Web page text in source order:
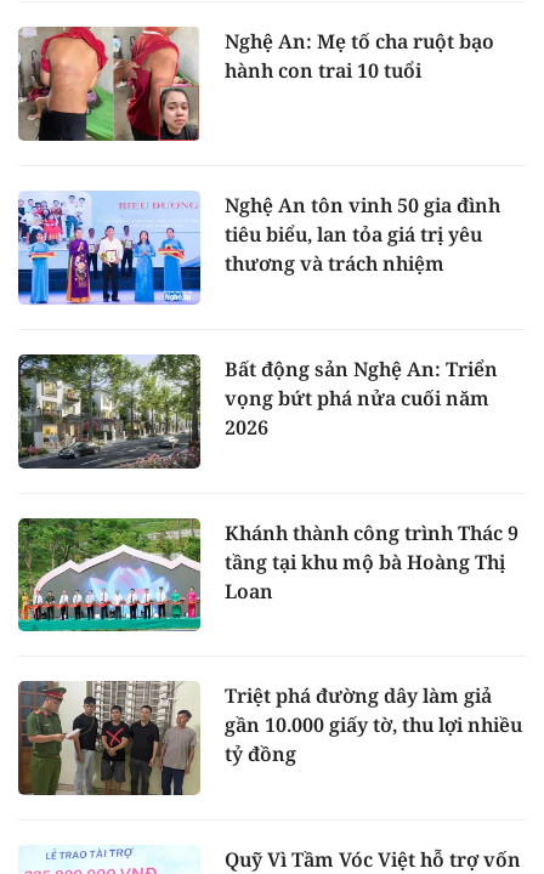
Nghệ An: Mẹ tố cha ruột bạo
hành con trai 10 tuổi
Nghệ An tôn vinh 50 gia đình
tiêu biểu, lan tỏa giá trị yêu
thương và trách nhiệm
Bất động sản Nghệ An: Triển
vọng bứt phá nửa cuối năm
2026
Khánh thành công trình Thác 9
tầng tại khu mộ bà Hoàng Thị
Loan
Triệt phá đường dây làm giả
gần 10.000 giấy tờ, thu lợi nhiều
tỷ đồng
Quỹ Vì Tầm Vóc Việt hỗ trợ vốn